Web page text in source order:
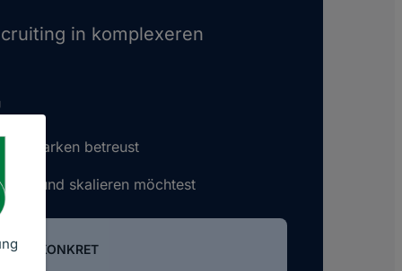
in komplexeren
Marken betreust
und skalieren möchtest
ONE KONKRET